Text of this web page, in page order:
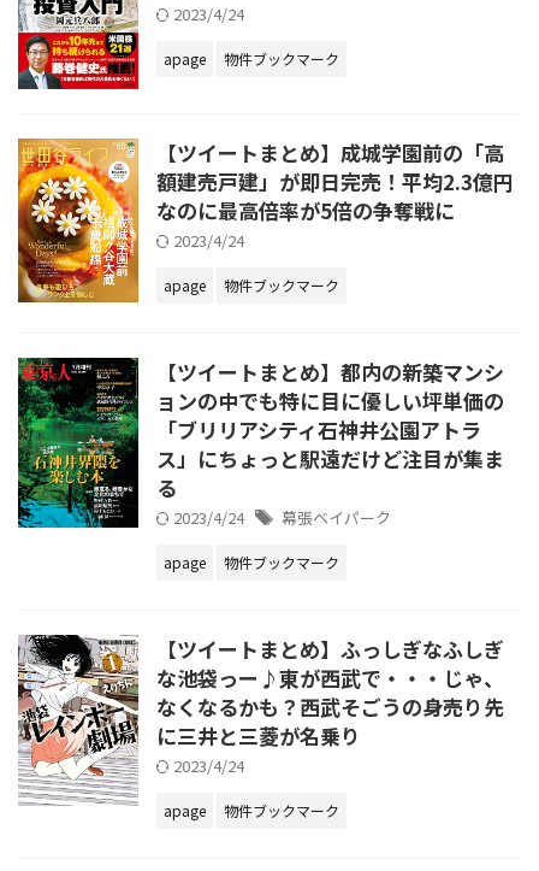
2023/4/24
apage 物件ブックマーク
【ツイートまとめ】成城学園前の「高
額建売戸建」が即日完売！平均2.3億円
なのに最高倍率が5倍の争奪戦に
2023/4/24
apage 物件ブックマーク
【ツイートまとめ】都内の新築マンシ
ョンの中でも特に目に優しい坪単価の
「ブリリアシティ石神井公園アトラ
ス」にちょっと駅遠だけど注目が集ま
る
2023/4/24 幕張ベイパーク
apage 物件ブックマーク
【ツイートまとめ】ふっしぎなふしぎ
な池袋っー♪東が西武で・・・じゃ、
なくなるかも？西武そごうの身売り先
に三井と三菱が名乗り
2023/4/24
apage 物件ブックマーク